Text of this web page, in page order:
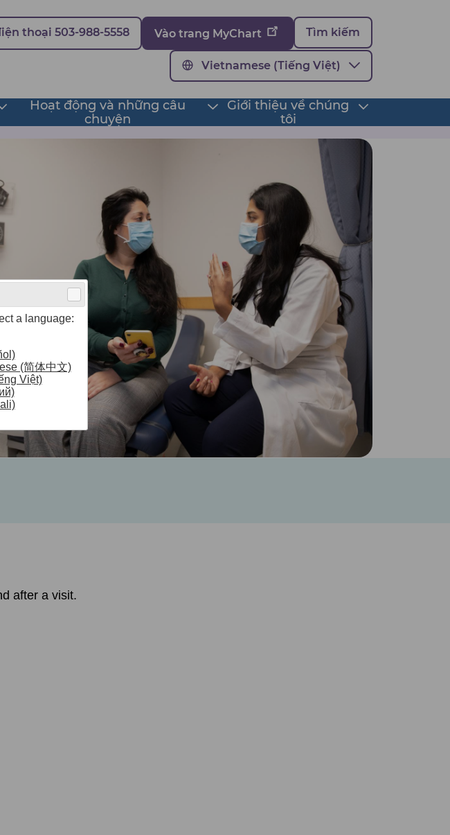
thoại 503-988-5558 Vào trang MyChart Tìm kiếm
Vietnamese (Tiếng Việt)
Hoạt động và những câu
chuyện
ToggleGiới thiệu về chúng
tôi
Toggle
after a visit.
a language:
(简体中文)
Việt)